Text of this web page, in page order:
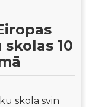
10
skola svin